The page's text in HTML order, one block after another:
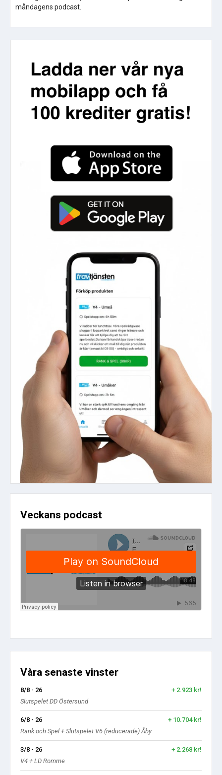
måndagens podcast.
Veckans podcast
Våra senaste vinster
8/8 - 26
+ 2.923 kr!
Slutspelet DD Östersund
6/8 - 26
+ 10.704 kr!
Rank och Spel + Slutspelet V6 (reducerade) Åby
3/8 - 26
+ 2.268 kr!
V4 + LD Romme